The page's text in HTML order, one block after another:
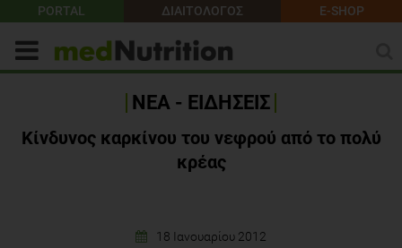
PORTAL ΔΙΑΙΤΟΛΟΓΟΣ E-SHOP
ΝΕΑ - ΕΙΔΗΣΕΙΣ
Κίνδυνος καρκίνου του νεφρού από το πολύ
κρέας
18 Ιανουαρίου 2012